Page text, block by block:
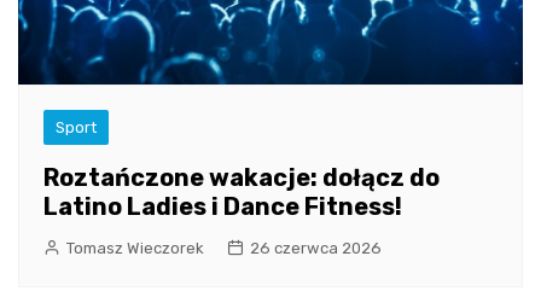
Sport
Roztańczone wakacje: dołącz do
Latino Ladies i Dance Fitness!
Tomasz Wieczorek 26 czerwca 2026